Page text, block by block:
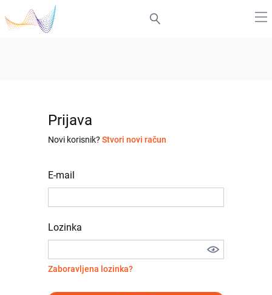
Prijava
Novi korisnik? Stvori novi račun
E-mail
Lozinka
Zaboravljena lozinka?